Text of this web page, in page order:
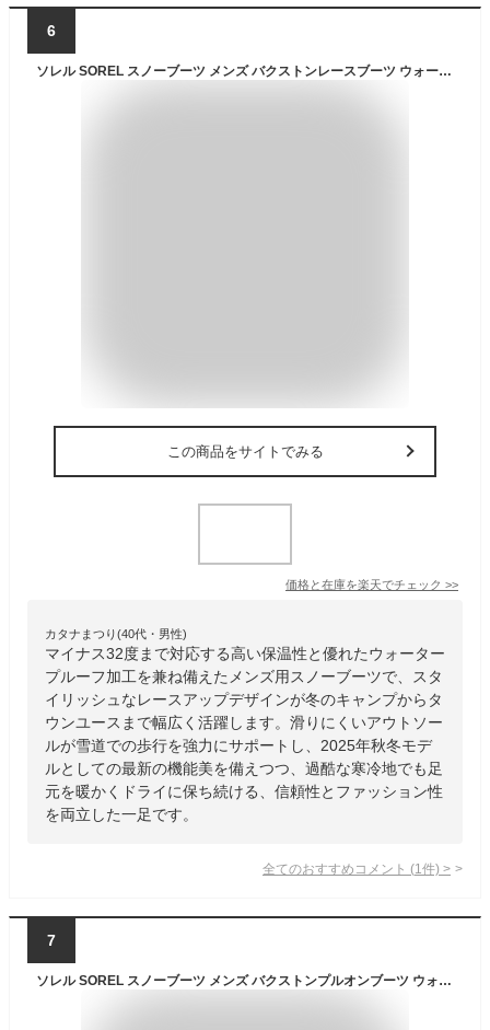
6
ソレル SOREL スノーブーツ メンズ バクストンレースブーツ ウォータープルーフ BUXTON LACE BOOT WP NM5081 2025AW wbt【靴】2510trip
この商品をサイトでみる
価格と在庫を楽天でチェック >>
カタナまつり(40代・男性)
マイナス32度まで対応する高い保温性と優れたウォーター
プルーフ加工を兼ね備えたメンズ用スノーブーツで、スタ
イリッシュなレースアップデザインが冬のキャンプからタ
ウンユースまで幅広く活躍します。滑りにくいアウトソー
ルが雪道での歩行を強力にサポートし、2025年秋冬モデ
ルとしての最新の機能美を備えつつ、過酷な寒冷地でも足
元を暖かくドライに保ち続ける、信頼性とファッション性
を両立した一足です。
全てのおすすめコメント (1 件) >
7
ソレル SOREL スノーブーツ メンズ バクストンプルオンブーツ ウォータープルーフ BUXTON PULL ON BOOT WP NM5182 2025AW wbt【靴】2510trip